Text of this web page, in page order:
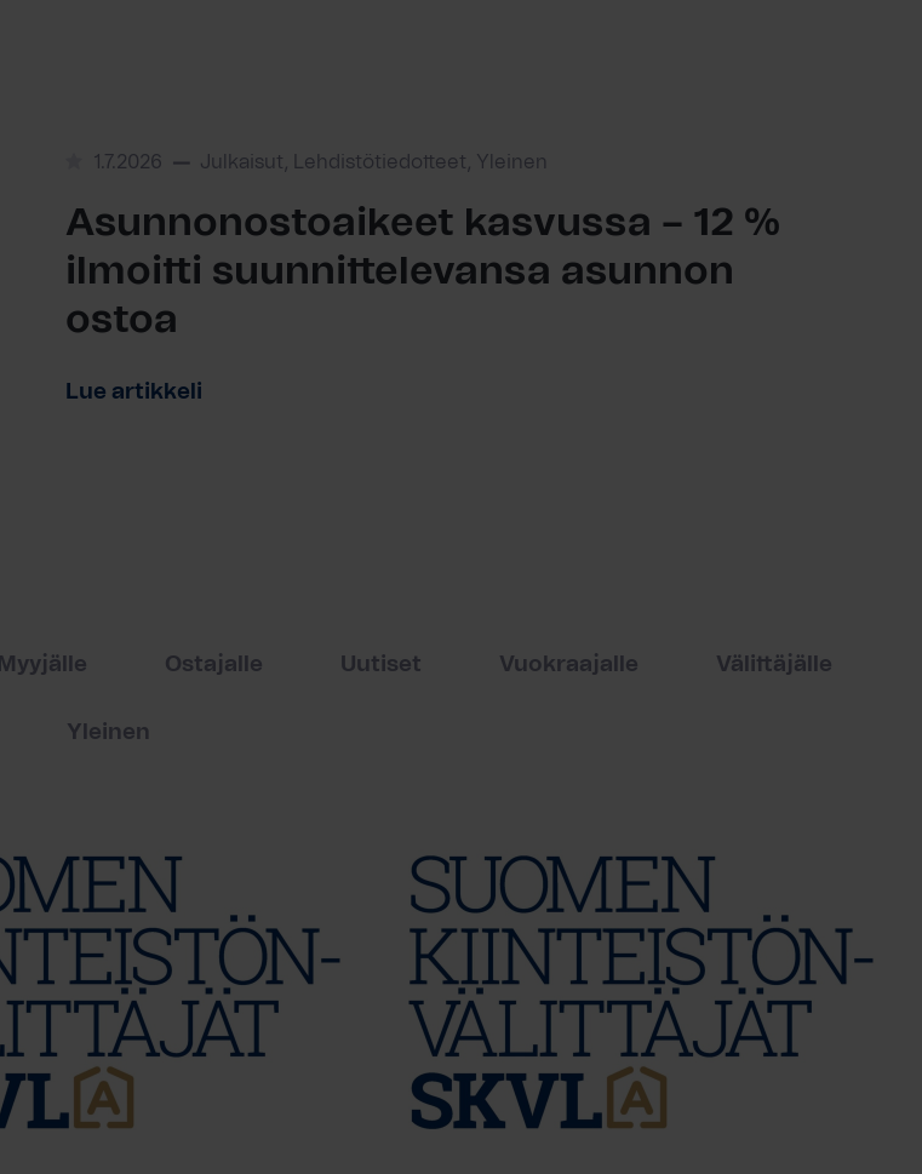
1.7.2026 Julkaisut, Lehdistötiedotteet, Yleinen
Asunnonostoaikeet kasvussa – 12 %
ilmoitti suunnittelevansa asunnon
ostoa
Lue artikkeli
Myyjälle Ostajalle Uutiset Vuokraajalle Välittäjälle
Yleinen